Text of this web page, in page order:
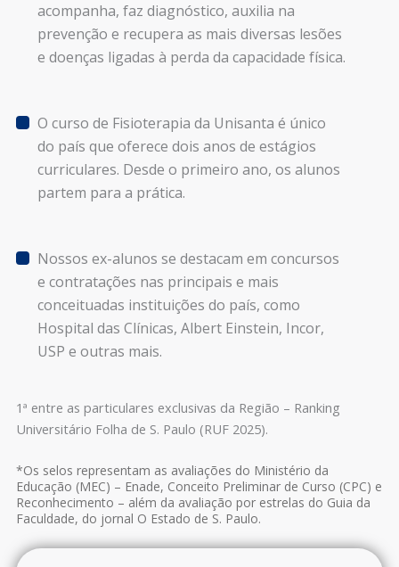
acompanha, faz diagnóstico, auxilia na
prevenção e recupera as mais diversas lesões
e doenças ligadas à perda da capacidade física.
O curso de Fisioterapia da Unisanta é único
do país que oferece dois anos de estágios
curriculares. Desde o primeiro ano, os alunos
partem para a prática.
Nossos ex-alunos se destacam em concursos
e contratações nas principais e mais
conceituadas instituições do país, como
Hospital das Clínicas, Albert Einstein, Incor,
USP e outras mais.
1ª entre as particulares exclusivas da Região – Ranking
Universitário Folha de S. Paulo (RUF 2025).
*Os selos representam as avaliações do Ministério da
Educação (MEC) – Enade, Conceito Preliminar de Curso (CPC) e
Reconhecimento – além da avaliação por estrelas do Guia da
Faculdade, do jornal O Estado de S. Paulo.